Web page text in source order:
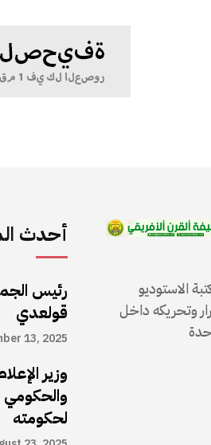
أحدث
رئيس
قولعدي
13, 2025
وزير
والحكومي
لحكومته
الاستوديو
وتحريكه داخل